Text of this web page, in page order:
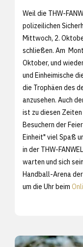
Weil die THW-
polizeilichen
Mittwoch, 2.
schließen. Am
Oktober, und
und Einheimische
die Trophäen des
anzusehen. Auch
ist zu diesen
Besuchern der
Einheit" viel Spaß
in der THW-
warten und sich
Handball-Arena
um die Uhr beim